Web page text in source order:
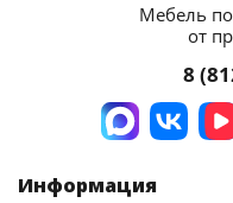
Мебель
от
8
Информация